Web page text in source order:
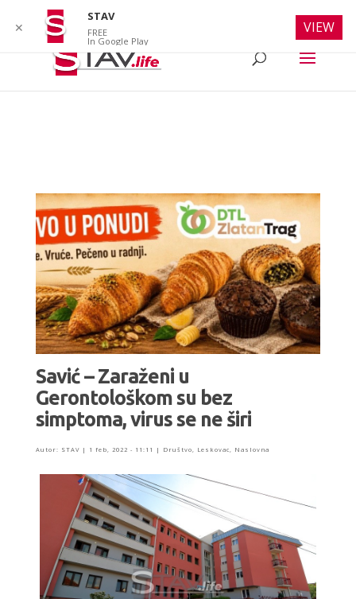
Savić – Zaraženi u
Gerontološkom su bez
simptoma, virus se ne širi
Autor: STAV| 1 feb, 2022 - 11:11 | Društvo Leskovac Naslovna
✕
STAV
FREE
In Google Play
VIEW